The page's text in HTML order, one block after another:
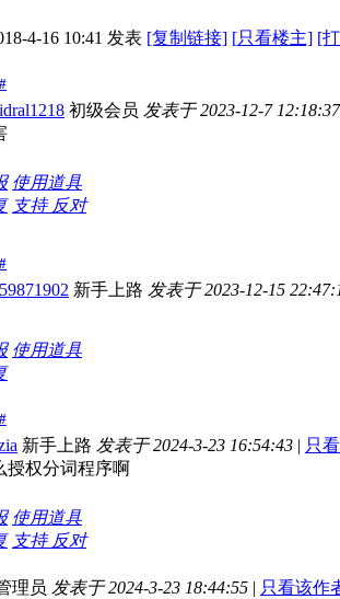
4-16 10:41 发表 [复制链接] [只看楼主] [
#
初级会员 发表于 2023-12-7 12:18:37
使用道具
支持 反对
#
新手上路 发表于 2023-12-15
使用道具
#
新手上路 发表于 2024-3-23 16:54:43 | 只
授权分词程序啊
使用道具
支持 反对
理员 发表于 2024-3-23 18:44:55 | 只看该作